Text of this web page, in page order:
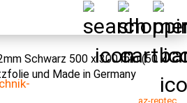
Schwarz 500 x 300 mm (50 x
und Made in Germany
az-reptec